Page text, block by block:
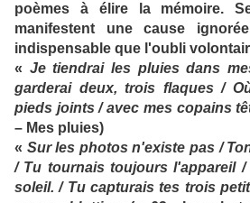
poèmes à élire la mémoire.
manifestent une cause
indispensable que l'oubli
« Je tiendrai les pluies dans
garderai deux, trois flaques /
pieds joints / avec mes copains
– Mes pluies)
« Sur les photos n'existe pas /
/ Tu tournais toujours l'appareil
soleil. / Tu capturais tes trois